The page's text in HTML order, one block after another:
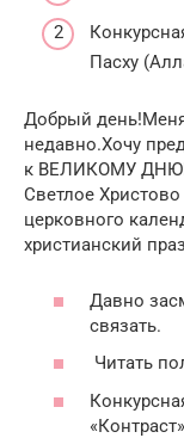
Пасху
Добрый
недавно.Хочу
к ВЕЛИКОМУ
Светлое
церковного
христианский
Давно
связать.
Читать